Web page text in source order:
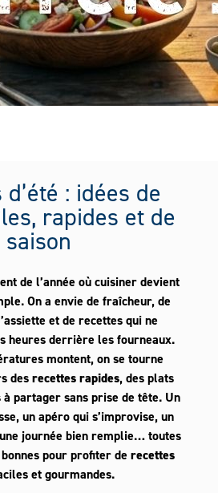
d’été : idées de
rapides et de
saison
de l’année où cuisiner devient
On a envie de fraîcheur, de
et de recettes qui ne
heures derrière les fourneaux.
montent, on se tourne
desrecettes rapides, des plats
partager sans prise de tête. Un
un apéro qui s’improvise, un
journée bien remplie… toutes
pour profiter de recettes
et gourmandes.